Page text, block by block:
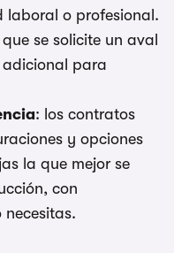
laboral o profesional.
se solicite un aval
adicional para
: los contratos
y opciones
la que mejor se
con